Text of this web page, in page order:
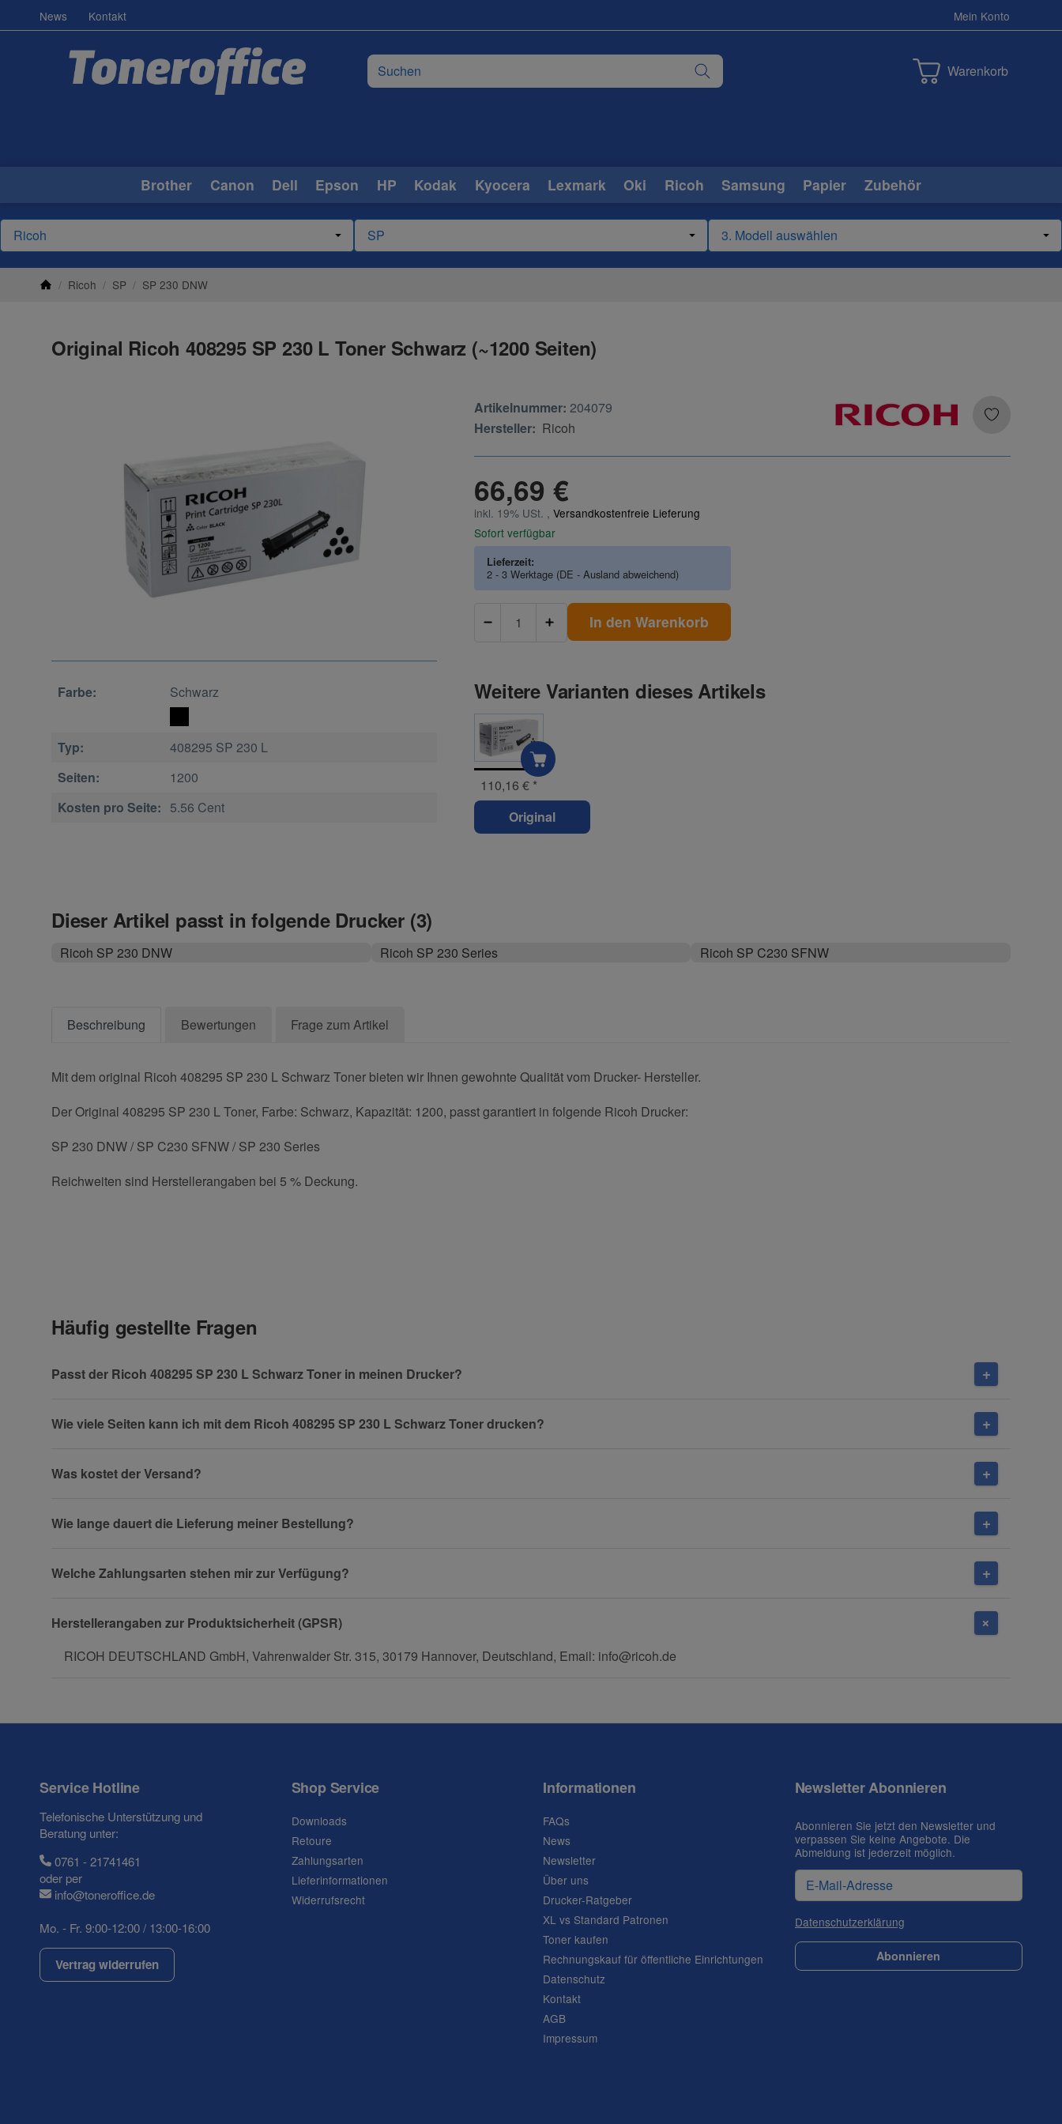
News Kontakt Mein Konto
Warenkorb
Brother Canon Dell Epson HP Kodak Kyocera Lexmark Oki Ricoh Samsung Papier Zubehör
/ Ricoh / SP / SP 230 DNW
Original Ricoh 408295 SP 230 L Toner Schwarz (~1200 Seiten)
Farbe: Schwarz
Typ:
408295 SP 230 L
Seiten:
1200
Kosten pro Seite: 5.56 Cent
Artikelnummer: 204079
Hersteller: Ricoh
66,69 €
inkl. 19% USt. ,Versandkostenfreie Lieferung
Sofort verfügbar
Lieferzeit:
2 - 3 Werktage (DE - Ausland abweichend)
In den Warenkorb
Weitere Varianten dieses Artikels
110,16 € *
Original
Dieser Artikel passt in folgende Drucker (3)
Ricoh SP 230 DNW Ricoh SP 230 Series Ricoh SP C230 SFNW
Beschreibung Bewertungen Frage zum Artikel
Mit dem original Ricoh 408295 SP 230 L Schwarz Toner bieten wir Ihnen gewohnte Qualität vom Drucker- Hersteller.
Der Original 408295 SP 230 L Toner, Farbe: Schwarz, Kapazität: 1200, passt garantiert in folgende Ricoh Drucker:
SP 230 DNW / SP C230 SFNW / SP 230 Series
Reichweiten sind Herstellerangaben bei 5 % Deckung.
Telefon
Häufig gestellte Fragen
Passt der Ricoh 408295 SP 230 L Schwarz Toner in meinen Drucker?
Wie viele Seiten kann ich mit dem Ricoh 408295 SP 230 L Schwarz Toner drucken?
Was kostet der Versand?
Wie lange dauert die Lieferung meiner Bestellung?
Welche Zahlungsarten stehen mir zur Verfügung?
Herstellerangaben zur Produktsicherheit (GPSR)
RICOH DEUTSCHLAND GmbH, Vahrenwalder Str. 315, 30179 Hannover, Deutschland, Email: info@ricoh.de
Service Hotline
Telefonische Unterstützung und
Beratung unter:
0761 - 21741461
oder per
info@toneroffice.de
Mo. - Fr. 9:00-12:00 / 13:00-16:00
Vertrag widerrufen
Shop Service
Downloads
Retoure
Zahlungsarten
Lieferinformationen
Widerrufsrecht
Informationen
FAQs
News
Newsletter
Über uns
Drucker-Ratgeber
XL vs Standard Patronen
Toner kaufen
Rechnungskauf für öffentliche Einrichtungen
Datenschutz
Kontakt
AGB
Impressum
Newsletter Abonnieren
Abonnieren Sie jetzt den Newsletter und
verpassen Sie keine Angebote. Die
Abmeldung ist jederzeit möglich.
Datenschutzerklärung
Abonnieren